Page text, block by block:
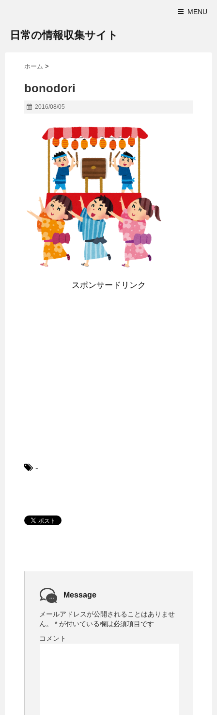
MENU
日常の情報収集サイト
ホーム >
bonodori
2016/08/05
スポンサードリンク
-
Message
メールアドレスが公開されることはありませ
ん。
* が付いている欄は必須項目です
コメント